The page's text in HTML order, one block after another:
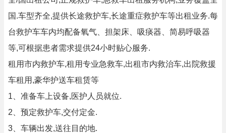
国.车型齐全,提供长途救护车,长途重症救护车等出租业务.每
台救护车车内均配备氧气、担架床、吸痰器、简易呼吸器
等,可根据患者需求提供24小时贴心服务.
租用市内救护车,租用专业急救车,出租市内救治车,出院救援
车租用,豪华护送车租赁等
1、准备车上设备,医护人员就位.
2、预定救护车,交付定金.
3、车辆出发,送往目的地.